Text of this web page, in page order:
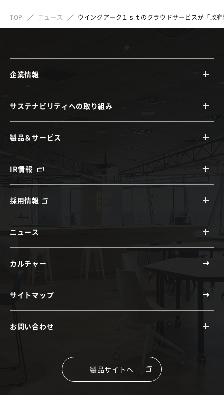
TOP ニュース ウイングアーク１ｓｔのクラウドサービスが「政
企業情報
サステナビリティへの取り組み
製品＆サービス
IR情報
採用情報
ニュース
カルチャー
サイトマップ
お問い合わせ
製品サイトへ